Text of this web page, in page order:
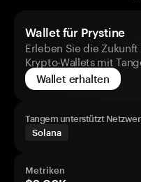
Wallet für Prystine
Erleben Sie die
Krypto-Wallets mit
Wallet erhalten
Tangem unterstützt
Solana
Metriken